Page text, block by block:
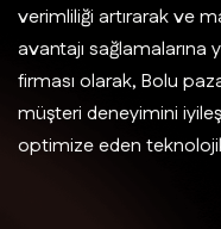
verimliliği artırarak ve
avantajı sağlamalarına
firması olarak, Bolu
müşteri deneyimini
optimize eden